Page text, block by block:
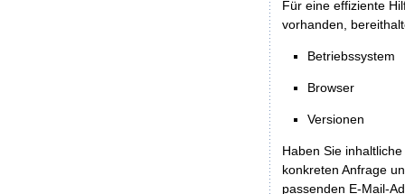
Für eine effiziente
vorhanden,
Betriebssystem
Browser
Versionen
Haben Sie
konkreten Anfrage
passenden E-Mail-